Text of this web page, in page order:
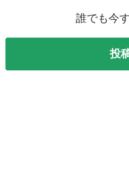
誰でも今
投